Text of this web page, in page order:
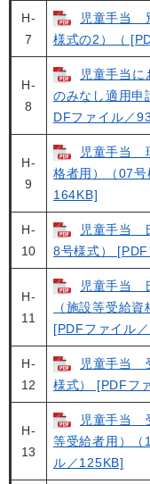
H-
7
児童手当
様式の2）（
H-
8
児童手当に
のみなし適用申
DFファイル／
H-
9
児童手当
格者用）（07
164KB]
H-
10
児童手当
8号様式）
H-
11
児童手当
（施設等受給
[PDFファイル
H-
12
児童手当
様式） [PDFフ
H-
13
児童手当
等受給者用）（
ル／125KB]